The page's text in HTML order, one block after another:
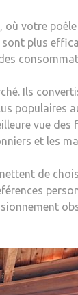
votre
plus
Ils
populaires
vue
et les
de